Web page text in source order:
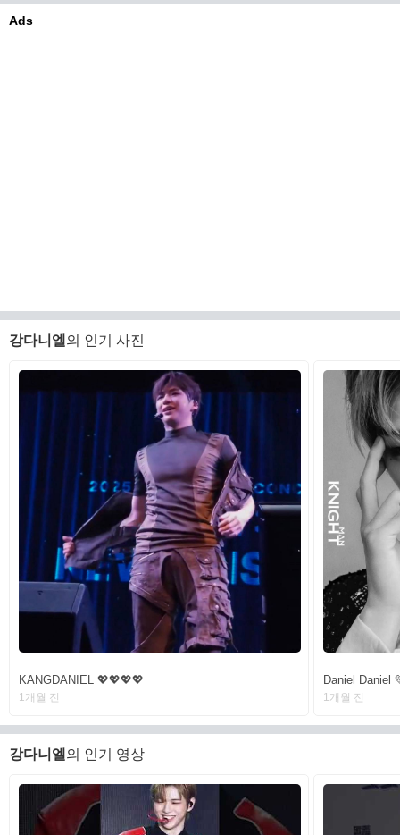
Ads
강다니엘 의 인기 사진
KANGDANIEL 💖💖💖💖
1개월 전
Daniel Daniel
1개월 전
강다니엘 의 인기 영상